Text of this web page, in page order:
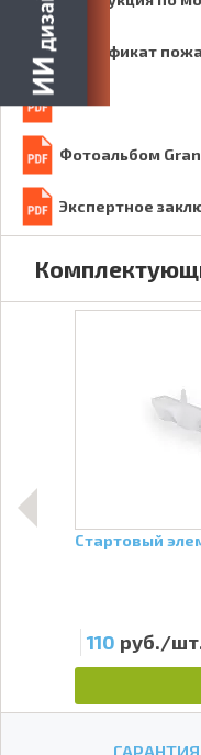
Сертификат
Фотоальбом
Экспертное
Стартовый
110 руб./